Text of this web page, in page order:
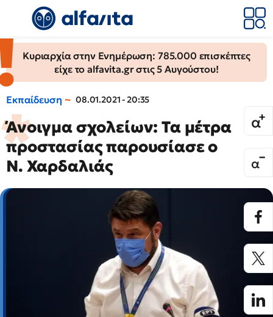
Κυριαρχία στην Ενημέρωση: 785.000 επισκέπτες
είχε το alfavita.gr στις 5 Αυγούστου!
Εκπαίδευση 08.01.2021 - 20:35
Άνοιγμα σχολείων: Τα μέτρα
προστασίας παρουσίασε ο
Ν. Χαρδαλιάς